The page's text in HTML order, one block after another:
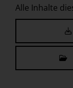
Alle Inhalte